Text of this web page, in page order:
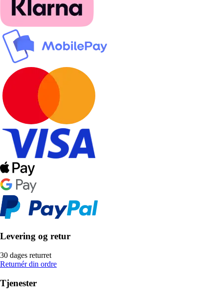
Levering og retur
30 dages returret
Returnér din ordre
Tjenester